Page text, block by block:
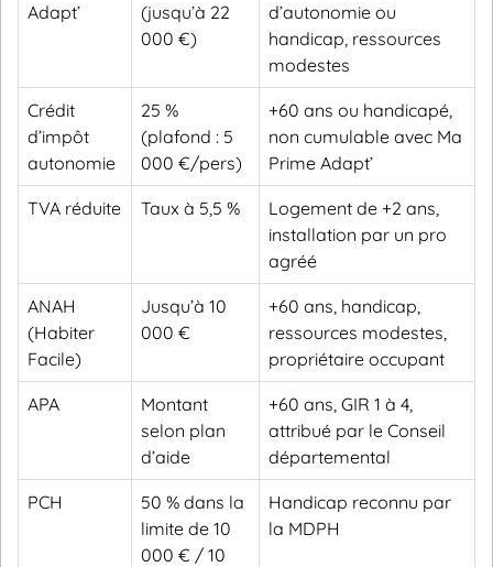
Adapt’
(jusqu’à 22
000 €)
d’autonomie ou
handicap, ressources
modestes
Crédit
d’impôt
autonomie
25 %
(plafond : 5
000 €/pers)
+60 ans ou handicapé,
non cumulable avec Ma
Prime Adapt’
TVA réduite Taux à 5,5 %
Logement de +2 ans,
installation par un pro
agréé
ANAH
(Habiter
Facile)
Jusqu’à 10
000 €
+60 ans, handicap,
ressources modestes,
propriétaire occupant
APA
Montant
selon plan
d’aide
+60 ans, GIR 1 à 4,
attribué par le Conseil
départemental
PCH
50 % dans la
limite de 10
000 € / 10
Handicap reconnu par
la MDPH